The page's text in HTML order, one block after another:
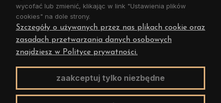
ul. ks. Doktora Antoniego Korczoka 18
Tel: 696 482 090
wycofać lub zmienić, klikając w link "Ustawienia plików
cookies" na dole strony.
Szczegóły o używanych przez nas plikach cookie oraz
zasadach przetwarzania danych osobowych
znajdziesz w Polityce prywatności.
zaakceptuj tylko niezbędne